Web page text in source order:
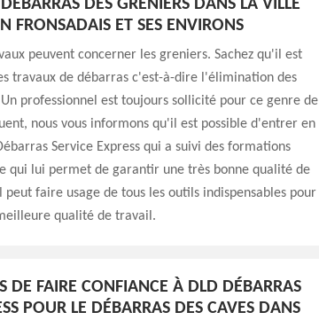
DES GRENIERS DANS LA VILLE
FRONSADAIS ET SES ENVIRONS
peuvent concerner les greniers. Sachez qu'il est
travaux de débarras c'est-à-dire l'élimination des
professionnel est toujours sollicité pour ce genre de
nous vous informons qu'il est possible d'entrer en
Service Express qui a suivi des formations
qui lui permet de garantir une très bonne qualité de
peut faire usage de tous les outils indispensables pour
qualité de travail.
DE FAIRE CONFIANCE À DLD DÉBARRAS
POUR LE DÉBARRAS DES CAVES DANS